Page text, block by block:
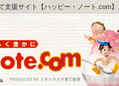
支援サイト【ハッピー・ノート